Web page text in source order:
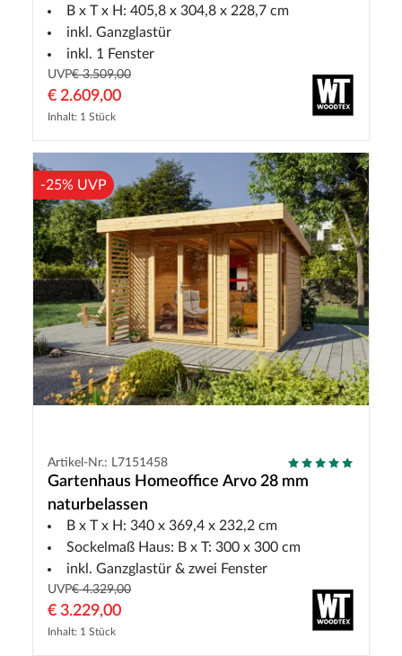
B x T x H: 405,8 x 304,8 x 228,7 cm
inkl. Ganzglastür
inkl. 1 Fenster
UVP€ 3.509,00
€ 2.609,00
Inhalt: 1 Stück
-25% UVP
Artikel-Nr.: L7151458
Gartenhaus Homeoffice Arvo 28 mm
naturbelassen
B x T x H: 340 x 369,4 x 232,2 cm
Sockelmaß Haus: B x T: 300 x 300 cm
inkl. Ganzglastür & zwei Fenster
UVP€ 4.329,00
€ 3.229,00
Inhalt: 1 Stück